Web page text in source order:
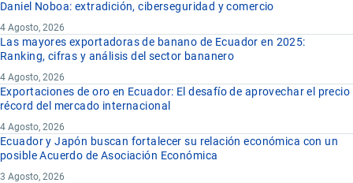
Daniel Noboa: extradición, ciberseguridad y comercio
4 Agosto, 2026
Las mayores exportadoras de banano de Ecuador en 2025:
Ranking, cifras y análisis del sector bananero
4 Agosto, 2026
Exportaciones de oro en Ecuador: El desafío de aprovechar el precio
récord del mercado internacional
4 Agosto, 2026
Ecuador y Japón buscan fortalecer su relación económica con un
posible Acuerdo de Asociación Económica
3 Agosto, 2026